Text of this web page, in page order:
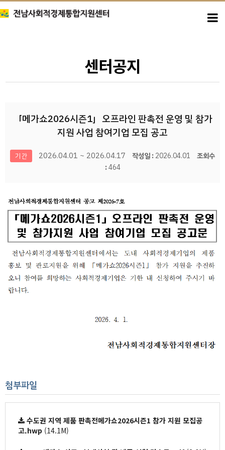
센터공지
「메가쇼2026시즌1」오프라인 판촉전 운영 및 참가
지원 사업 참여기업 모집 공고
기간 2026.04.01 ~ 2026.04.17 작성일 : 2026.04.01
조회수
:464
본문
첨부파일
수도권 지역 제품 판촉전메가쇼2026시즌1 참가 지원 모집공
고.hwp (14.1M)